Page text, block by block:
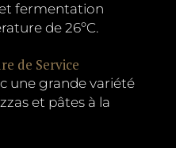
fermentation
de 26ºC.
de Service
une grande variété
et pâtes à la